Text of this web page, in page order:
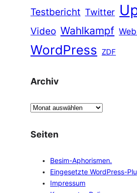
Testbericht Twitter
Video Wahlkampf
WordPress ZDF
Archiv
A
c
Seiten
Besim-Aphorismen.
Eingesetzte WordPress-
Impressum